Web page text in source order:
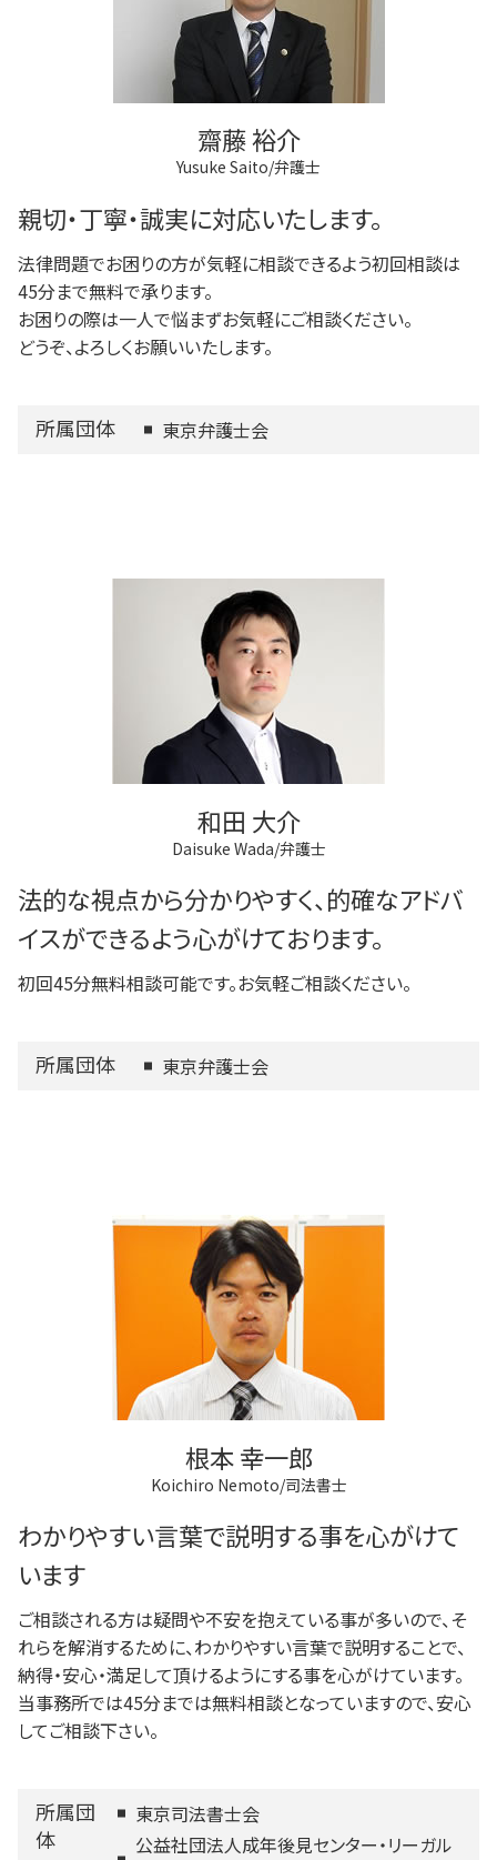
家族信託 できること
成年後見制度 費用
不動産登記 売主
多摩市 離婚 相談
府中市 登記全般
狛江市 離婚 相談
狛江市 成年後見
齋藤 裕介
Yusuke Saito/弁護士
親切・丁寧・誠実に対応いたします。
法律問題でお困りの方が気軽に相談できるよう初回相談は
45分まで無料で承ります。
お困りの際は一人で悩まずお気軽にご相談ください。
どうぞ、よろしくお願いいたします。
所属団体 東京弁護士会
和田 大介
Daisuke Wada/弁護士
法的な視点から分かりやすく、的確なアドバ
イスができるよう心がけております。
初回45分無料相談可能です。お気軽ご相談ください。
所属団体 東京弁護士会
根本 幸一郎
Koichiro Nemoto/司法書士
わかりやすい言葉で説明する事を心がけて
います
ご相談される方は疑問や不安を抱えている事が多いので、そ
れらを解消するために、わかりやすい言葉で説明することで、
納得・安心・満足して頂けるようにする事を心がけています。
当事務所では45分までは無料相談となっていますので、安心
してご相談下さい。
所属団
体
東京司法書士会
公益社団法人成年後見センター・リーガル